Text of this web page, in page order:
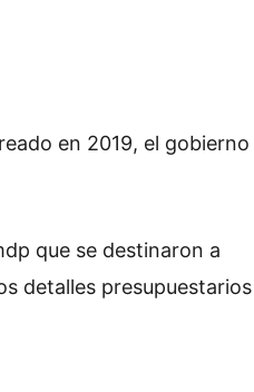
en 2019, el gobierno
que se destinaron a
detalles presupuestarios